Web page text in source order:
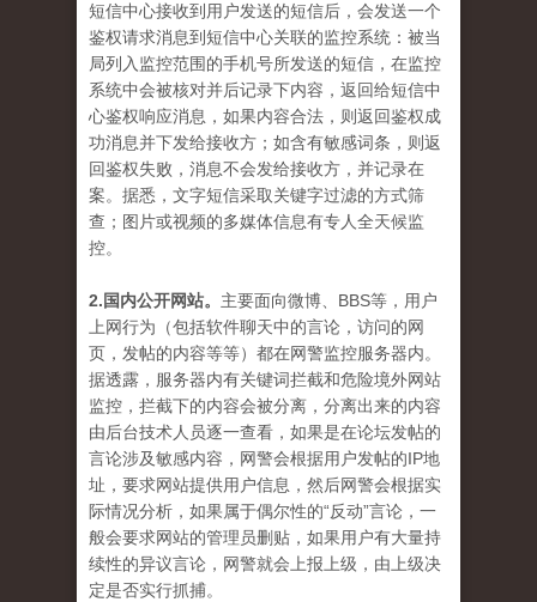
短信中心接收到用户发送的短信后，会发送一个
鉴权请求消息到短信中心关联的监控系统：被当
局列入监控范围的手机号所发送的短信，在监控
系统中会被核对并后记录下内容，返回给短信中
心鉴权响应消息，如果内容合法，则返回鉴权成
功消息并下发给接收方；如含有敏感词条，则返
回鉴权失败，消息不会发给接收方，并记录在
案。据悉，文字短信采取关键字过滤的方式筛
查；图片或视频的多媒体信息有专人全天候监
控。
2.国内公开网站。 主要面向微博、BBS等，用户
上网行为（包括软件聊天中的言论，访问的网
页，发帖的内容等等）都在网警监控服务器内。
据透露，服务器内有关键词拦截和危险境外网站
监控，拦截下的内容会被分离，分离出来的内容
由后台技术人员逐一查看，如果是在论坛发帖的
言论涉及敏感内容，网警会根据用户发帖的IP地
址，要求网站提供用户信息，然后网警会根据实
际情况分析，如果属于偶尔性的“反动”言论，一
般会要求网站的管理员删贴，如果用户有大量持
续性的异议言论，网警就会上报上级，由上级决
定是否实行抓捕。